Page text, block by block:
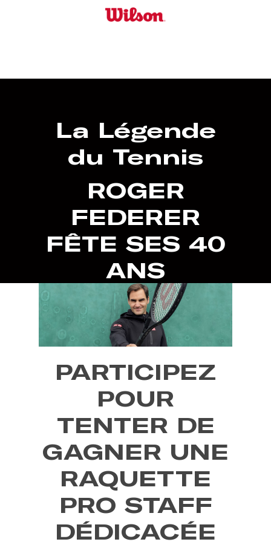
La Légende
du Tennis
ROGER
FEDERER
FÊTE SES 40
ANS
PARTICIPEZ
POUR
TENTER DE
GAGNER UNE
RAQUETTE
PRO STAFF
DÉDICACÉE